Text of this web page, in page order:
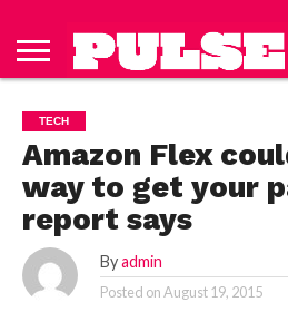
HOME
ISSUES
TO PULSE
MAGAZINE
US
POLICY
TECH
Amazon Flex
way to get your
report says
By admin
Posted onAugust 19, 2015